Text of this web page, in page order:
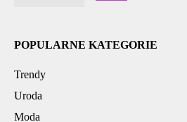
POPULARNE KATEGORIE
Trendy
Uroda
Moda